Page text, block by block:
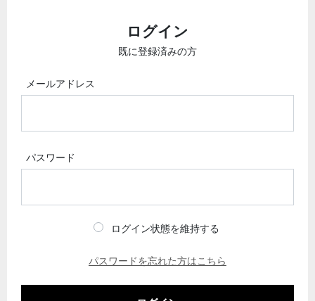
ログイン
既に登録済みの方
メールアドレス
パスワード
ログイン状態を維持する
パスワードを忘れた方はこちら